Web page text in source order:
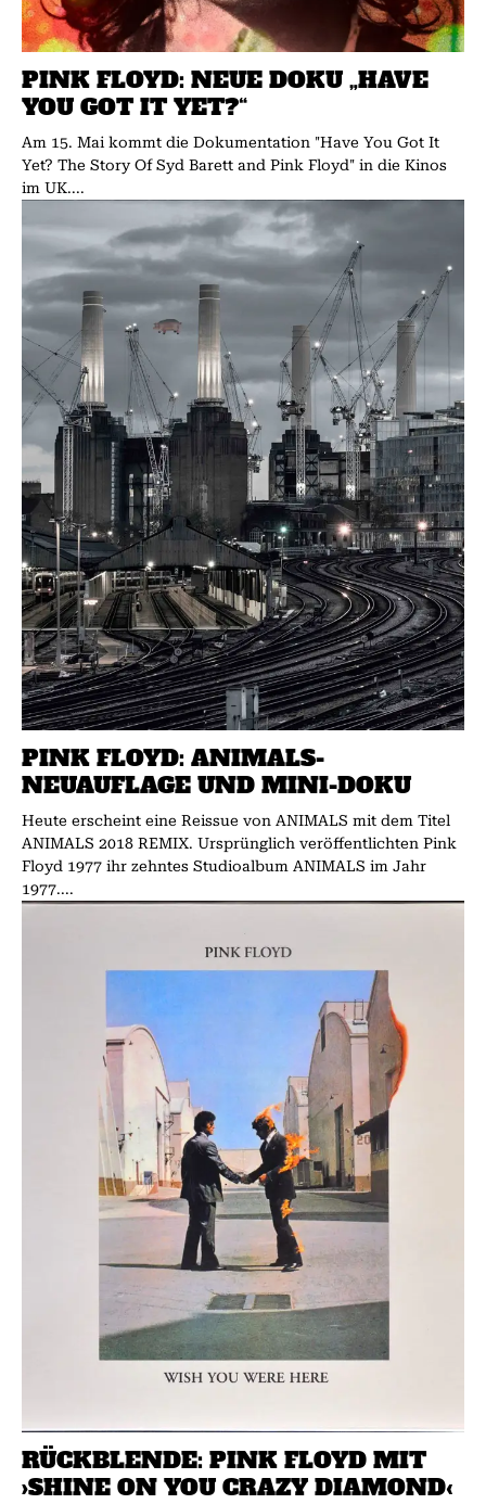
PINK FLOYD: NEUE DOKU „HAVE
YOU GOT IT YET?“
Am 15. Mai kommt die Dokumentation "Have You Got It
Yet? The Story Of Syd Barett and Pink Floyd" in die Kinos
im UK....
PINK FLOYD: ANIMALS-
NEUAUFLAGE UND MINI-DOKU
Heute erscheint eine Reissue von ANIMALS mit dem Titel
ANIMALS 2018 REMIX. Ursprünglich veröffentlichten Pink
Floyd 1977 ihr zehntes Studioalbum ANIMALS im Jahr
1977....
RÜCKBLENDE: PINK FLOYD MIT
›SHINE ON YOU CRAZY DIAMOND‹